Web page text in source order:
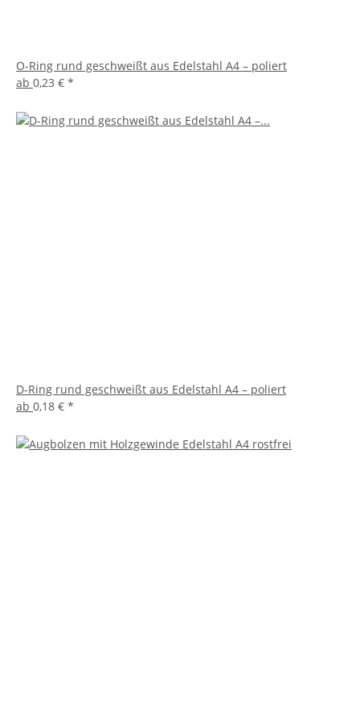
O-Ring rund geschweißt aus Edelstahl A4 – poliert
ab 0,23 € *
D-Ring rund geschweißt aus Edelstahl A4 – poliert
ab 0,18 € *